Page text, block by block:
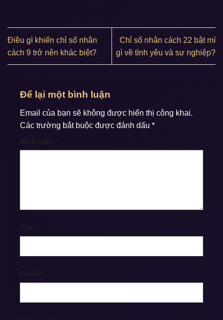
Điều gì khiến chỉ số nhân
cách 9 trở nên khác biệt?
Chỉ số nhân cách 22 bật mí
gì về tình yêu và sự nghiệp?
Để lại một bình luận
Email của bạn sẽ không được hiển thị công khai.
Các trường bắt buộc được đánh dấu *